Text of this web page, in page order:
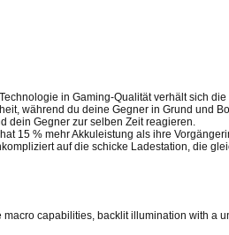
in Gaming-Qualität verhält sich
während du deine Gegner in Grund und
dein Gegner zur selben Zeit reagieren.
15 % mehr Akkuleistung als ihre
auf die schicke Ladestation, die
capabilities, backlit illumination with a